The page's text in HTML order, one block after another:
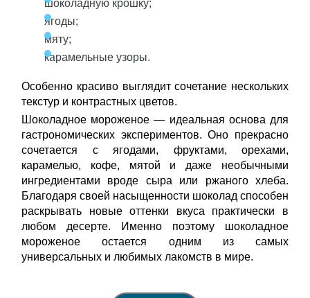
шоколадную крошку;
ягоды;
мяту;
карамельные узоры.
Особенно красиво выглядит сочетание нескольких
текстур и контрастных цветов.
Шоколадное мороженое — идеальная основа для
гастрономических экспериментов. Оно прекрасно
сочетается с ягодами, фруктами, орехами,
карамелью, кофе, мятой и даже необычными
ингредиентами вроде сыра или ржаного хлеба.
Благодаря своей насыщенности шоколад способен
раскрывать новые оттенки вкуса практически в
любом десерте. Именно поэтому шоколадное
мороженое остается одним из самых
универсальных и любимых лакомств в мире.